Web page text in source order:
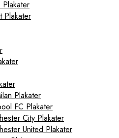
Plakater
Plakater
Plakater
FC Plakater
City Plakater
United Plakater